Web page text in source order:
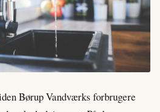
Børup Vandværks forbrugere